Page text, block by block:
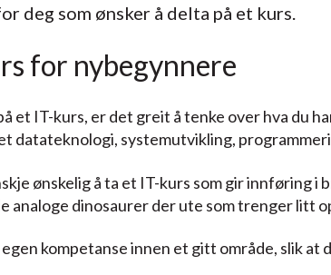
deg som ønsker å delta på et kurs.
for nybegynnere
et IT-kurs, er det greit å tenke over hva du
datateknologi, systemutvikling,
ønskelig å ta et IT-kurs som gir innføring
analoge dinosaurer der ute som trenger litt
kompetanse innen et gitt område, slik at